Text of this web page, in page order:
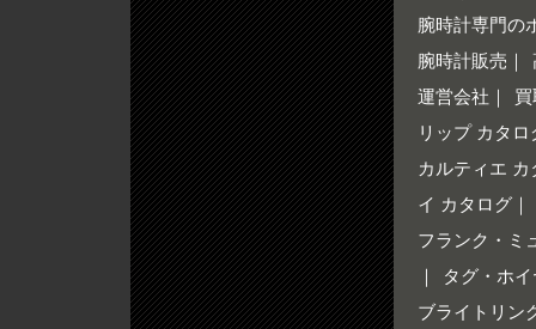
腕時計専門の
腕時計販売 ｜
運営会社 ｜
リップ カタロ
カルティエ カ
イ カタログ ｜
フランク・ミ
｜
タグ・ホ
ブライトリン